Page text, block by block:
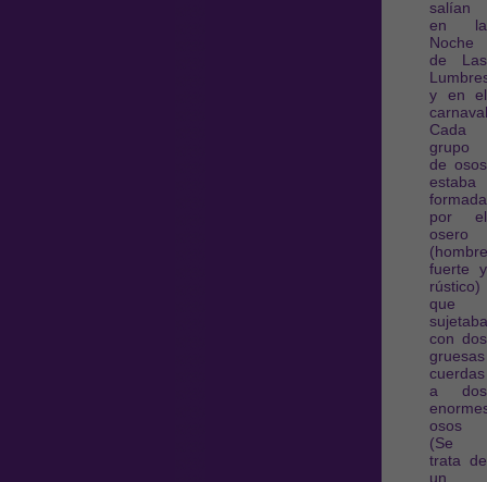
salían
en la
Noche
de Las
y en el
Cada
grupo
de osos
estaba
formada
por el
osero
(hombre
fuerte y
rústico)
que
sujetaba
con dos
gruesas
cuerdas
a dos
osos
(Se
trata de
un